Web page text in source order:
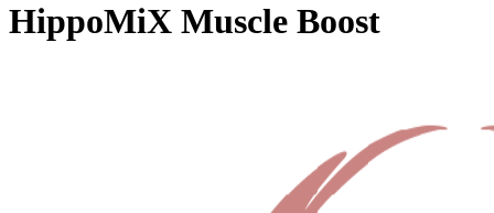
HippoMiX Muscle Boost